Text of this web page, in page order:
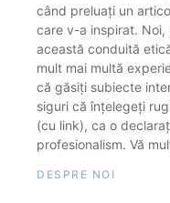
când preluați un
care v-a inspirat. Noi,
această conduită
mult mai multă
că găsiți subiecte
siguri că înțelegeți
(cu link), ca o
profesionalism. Vă
DESPRE NOI